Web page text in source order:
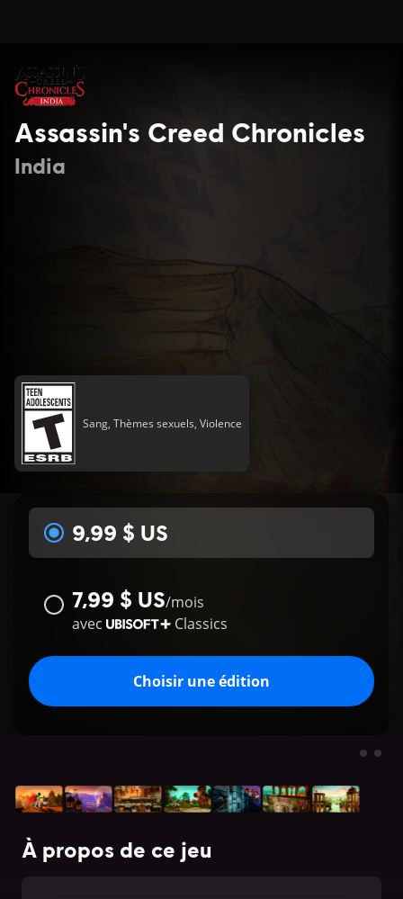
Assassin's Creed Chronicles
India
Sang, Thèmes sexuels, Violence
9,99 $ US
7,99 $ US/mois
avec
Classics
Choisir une édition
À propos de ce jeu